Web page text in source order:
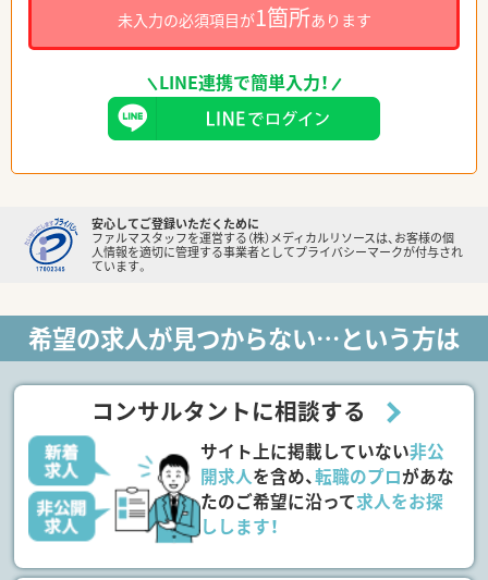
未入力の必須項目が1箇所あります
LINE連携で簡単入力！
安心してご登録いただくために
ファルマスタッフを運営する（株）メディカルリソースは、お客様の個
人情報を適切に管理する事業者としてプライバシーマークが付与され
ています。
希望の求人が見つからない…という方は
コンサルタントに相談する
サイト上に掲載していない非公
開求人を含め、転職のプロがあな
たのご希望に沿って求人をお探
しします！